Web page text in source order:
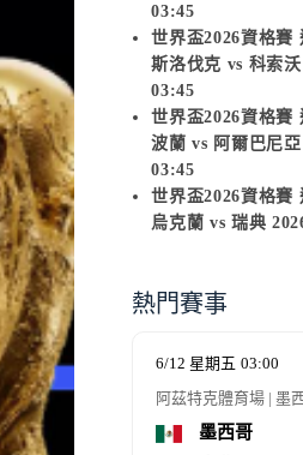
03:45
世界盃2026資格賽
斯洛伐克 vs 科索沃
03:45
世界盃2026資格賽
波蘭 vs 阿爾巴尼亞
03:45
世界盃2026資格賽
烏克蘭 vs 瑞典
熱門賽事
6/12 星期五 03:00
阿茲特克體育場 | 墨
墨西哥